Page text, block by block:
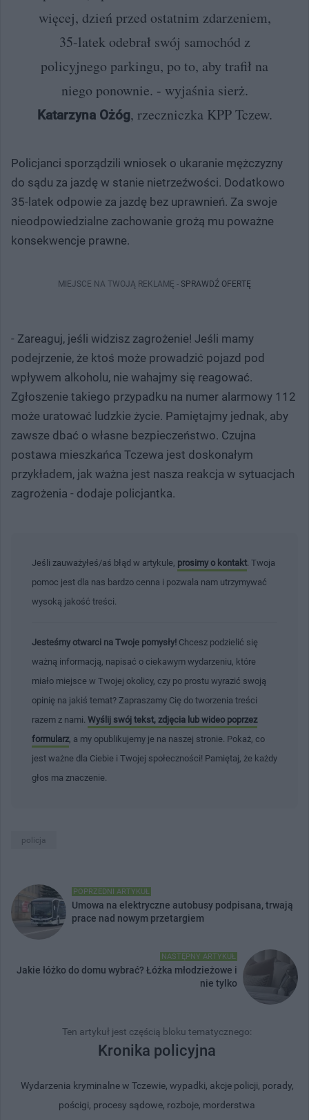
więcej, dzień przed ostatnim zdarzeniem,
35-latek odebrał swój samochód z
policyjnego parkingu, po to, aby trafił na
niego ponownie. - wyjaśnia sierż.
Katarzyna Ożóg, rzeczniczka KPP Tczew.
Policjanci sporządzili wniosek o ukaranie mężczyzny
do sądu za jazdę w stanie nietrzeźwości. Dodatkowo
35-latek odpowie za jazdę bez uprawnień. Za swoje
nieodpowiedzialne zachowanie grożą mu poważne
konsekwencje prawne.
MIEJSCE NA TWOJĄ REKLAMĘ - SPRAWDŹ OFERTĘ
- Zareaguj, jeśli widzisz zagrożenie! Jeśli mamy
podejrzenie, że ktoś może prowadzić pojazd pod
wpływem alkoholu, nie wahajmy się reagować.
Zgłoszenie takiego przypadku na numer alarmowy 112
może uratować ludzkie życie. Pamiętajmy jednak, aby
zawsze dbać o własne bezpieczeństwo. Czujna
postawa mieszkańca Tczewa jest doskonałym
przykładem, jak ważna jest nasza reakcja w sytuacjach
zagrożenia - dodaje policjantka.
Jeśli zauważyłeś/aś błąd w artykule, prosimy o kontakt . Twoja
pomoc jest dla nas bardzo cenna i pozwala nam utrzymywać
wysoką jakość treści.
Jesteśmy otwarci na Twoje pomysły! Chcesz podzielić się
ważną informacją, napisać o ciekawym wydarzeniu, które
miało miejsce w Twojej okolicy, czy po prostu wyrazić swoją
opinię na jakiś temat? Zapraszamy Cię do tworzenia treści
razem z nami. Wyślij swój tekst, zdjęcia lub wideo poprzez
formularz , a my opublikujemy je na naszej stronie. Pokaż, co
jest ważne dla Ciebie i Twojej społeczności! Pamiętaj, że każdy
głos ma znaczenie.
policja
POPRZEDNI ARTYKUŁ
Umowa na elektryczne autobusy podpisana, trwają
prace nad nowym przetargiem
NASTĘPNY ARTYKUŁ
Jakie łóżko do domu wybrać? Łóżka młodzieżowe i
nie tylko
Ten artykuł jest częścią bloku tematycznego:
Kronika policyjna
Wydarzenia kryminalne w Tczewie, wypadki, akcje policji, porady,
pościgi, procesy sądowe, rozboje, morderstwa